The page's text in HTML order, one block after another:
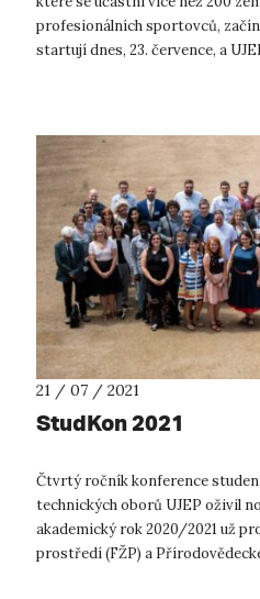
profesionálních sportovců,
startují dnes, 23. července, a
21 / 07 / 2021
StudKon 2021
Čtvrtý ročník konference
technických oborů UJEP oživil
akademický rok 2020/2021 už
prostředí (FŽP) a